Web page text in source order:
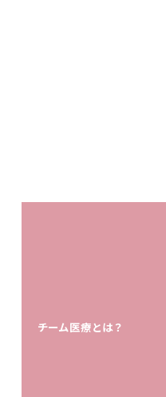
チーム医療とは？